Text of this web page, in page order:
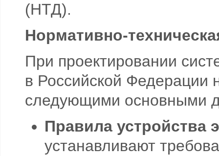
(НТД).
Нормативно-
При проектировании
в Российской Федерации
следующими основными
Правила устройства
устанавливают